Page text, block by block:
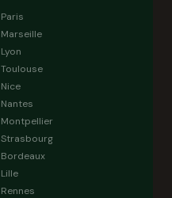
Paris
Marseille
Lyon
Toulouse
Nice
Nantes
Montpellier
Strasbourg
Bordeaux
Lille
Rennes